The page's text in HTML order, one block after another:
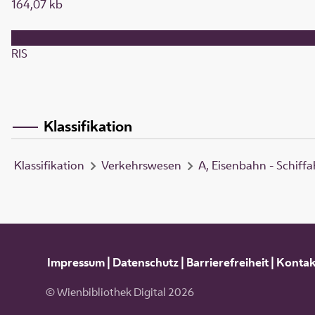
164,07 kb
RIS
Klassifikation
Klassifikation Verkehrswesen A, Eisenbahn -
Impressum| Datenschutz| Barrierefreiheit|
© Wienbibliothek Digital 2026